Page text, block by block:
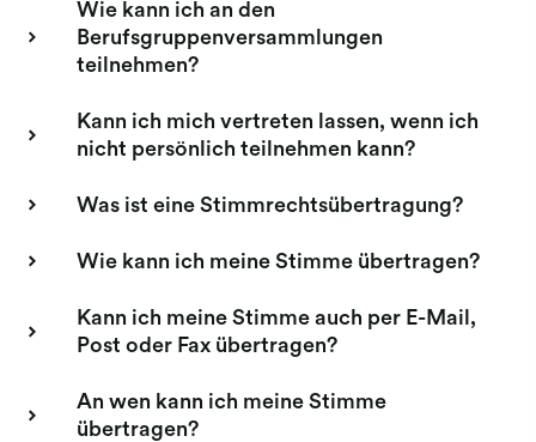
Wie kann ich an den
Berufsgruppenversammlungen
teilnehmen?
Kann ich mich vertreten lassen, wenn ich
nicht persönlich teilnehmen kann?
Was ist eine Stimmrechtsübertragung?
Wie kann ich meine Stimme übertragen?
Kann ich meine Stimme auch per E-Mail,
Post oder Fax übertragen?
An wen kann ich meine Stimme
übertragen?